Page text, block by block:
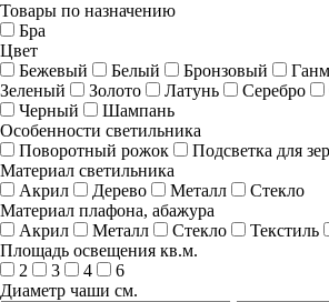
Товары по назначению
Бра
Цвет
Бежевый
Белый Бронзовый
Зеленый
Золото Латунь Серебро
Черный
Шампань
Особенности светильника
Поворотный рожок
Подсветка для
Материал светильника
Акрил
Дерево Металл
Стекло
Материал плафона, абажура
Акрил
Металл Стекло Текстиль
Площадь освещения кв.м.
2
3 4
6
Диаметр чаши см.